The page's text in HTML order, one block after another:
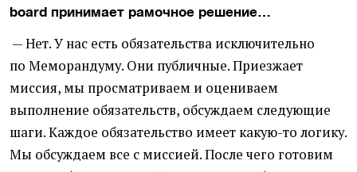
board принимает рамочное решение…
— Нет. У нас есть обязательства исключительно
по Меморандуму. Они публичные. Приезжает
миссия, мы просматриваем и оцениваем
выполнение обязательств, обсуждаем следующие
шаги. Каждое обязательство имеет какую-то логику.
Мы обсуждаем все с миссией. После чего готовим